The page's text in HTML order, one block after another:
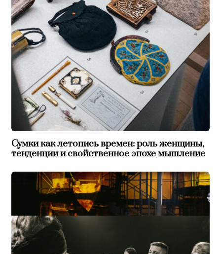
Сумки как летопись времен: роль женщины,
тенденции и свойственное эпохе мышление